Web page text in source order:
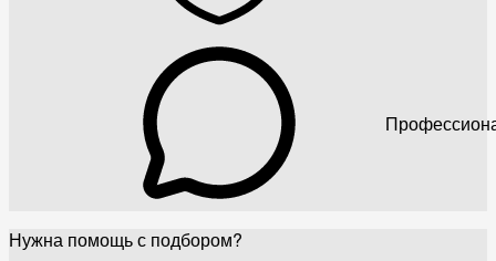
Нужна помощь с подбором?